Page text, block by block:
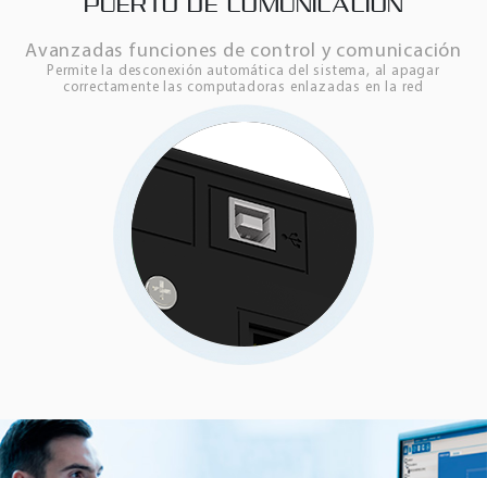
Avanzadas funciones de control y comunicación
Permite la desconexión automática del sistema, al apagar
correctamente las computadoras enlazadas en la red